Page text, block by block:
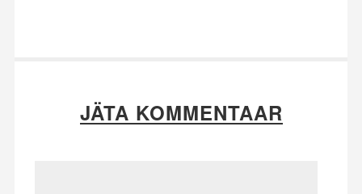
JÄTA KOMMENTAAR